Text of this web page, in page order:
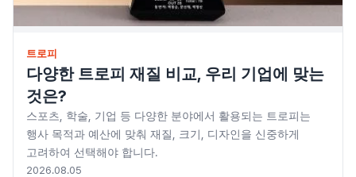
컵제품
트로피
티슈
필기구
현수막/스티커
트로피
다양한 트로피 재질 비교, 우리 기업에 맞는
것은?
스포츠, 학술, 기업 등 다양한 분야에서 활용되는 트로피는
행사 목적과 예산에 맞춰 재질, 크기, 디자인을 신중하게
고려하여 선택해야 합니다.
2026.08.05